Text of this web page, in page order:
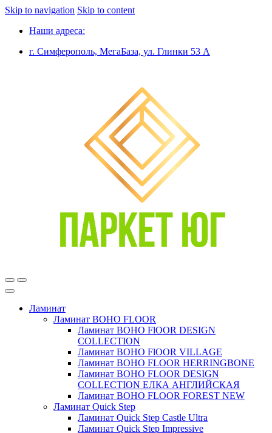
Skip to navigation Skip to content
Наши адреса:
г. Симферополь, МегаБаза, ул. Глинки 53 А
Ламинат
Ламинат BOHO FLOOR
Ламинат BOHO FlOOR DESIGN
COLLECTION
Ламинат BOHO FlOOR VILLAGE
Ламинат BOHO FLOOR HERRINGBONE
Ламинат BOHO FLOOR DESIGN
COLLECTION ЕЛКА АНГЛИЙСКАЯ
Ламинат BOHO FLOOR FOREST NEW
Ламинат Quick Step
Ламинат Quick Step Castle Ultra
Ламинат Quick Step Impressive